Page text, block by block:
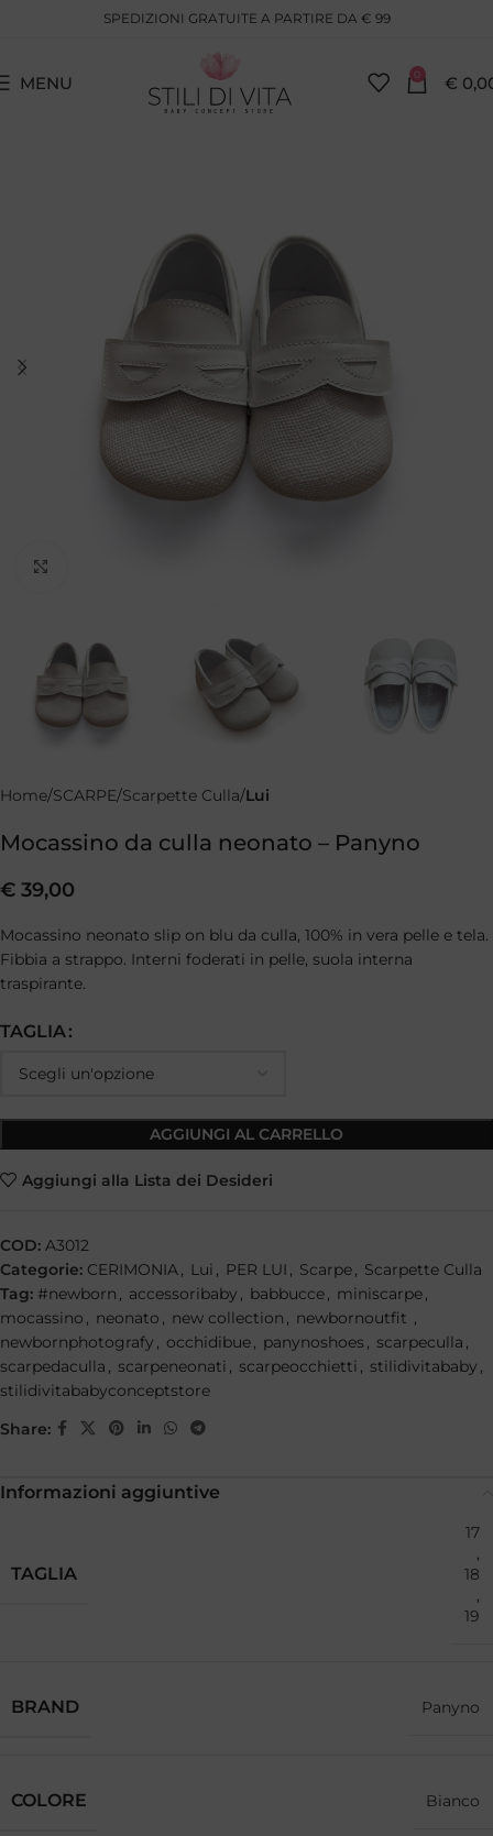
SPEDIZIONI GRATUITE A PARTIRE DA € 99
MENU 0 €
Home SCARPE Scarpette Culla Lui
Mocassino da culla neonato – Panyno
€ 39,00
Mocassino neonato slip on blu da culla, 100% in vera pelle e tela.
Fibbia a strappo. Interni foderati in pelle, suola interna
traspirante.
TAGLIA
AGGIUNGI AL CARRELLO
Aggiungi alla Lista dei Desideri
COD: A3012
Categorie: CERIMONIA, Lui , PER LUI , Scarpe, Scarpette Culla
Tag: #newborn , accessoribaby , babbucce, miniscarpe,
mocassino , neonato , new collection , newbornoutfit ,
newbornphotografy , occhidibue, panynoshoes , scarpeculla ,
scarpedaculla , scarpeneonati , scarpeocchietti , stilidivitababy ,
stilidivitababyconceptstore
Share:
Informazioni aggiuntive
TAGLIA
17
,
18
,
19
BRAND Panyno
COLORE Bianco